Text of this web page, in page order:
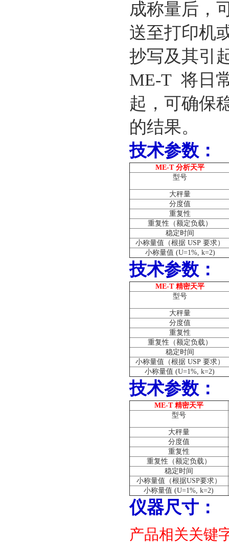
成称量后，
送至打印机
抄写及其引
ME-T 将日
起，可确保
的结果。
技术参数：
ME-T 分析天平
型号
大秤量
分度值
重复性
重复性（额定负载）
稳定时间
小称量值（根据 USP 要求）
小称量值 (U=1%, k=2)
技术参数：
ME-T 精密天平
型号
大秤量
分度值
重复性
重复性（额定负载）
稳定时间
小称量值（根据USP 要求）
小称量值 (U=1%, k=2)
技术参数：
ME-T 精密天平
型号
大秤量
分度值
重复性
重复性（额定负载）
稳定时间
小称量值（根据USP要求）
小称量值 (U=1%, k=2)
仪器尺寸：
产品相关关键